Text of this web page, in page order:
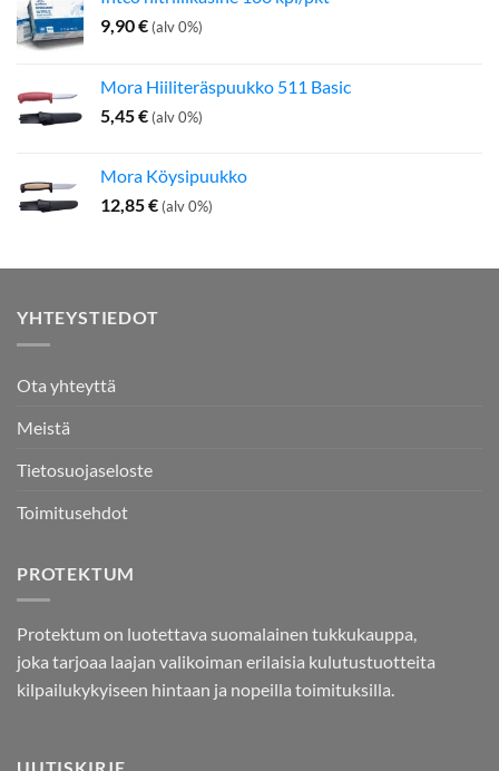
9,90€ (alv 0%)
Mora Hiiliteräspuukko 511 Basic
5,45€ (alv 0%)
Mora Köysipuukko
12,85€ (alv 0%)
YHTEYSTIEDOT
Ota yhteyttä
Meistä
Tietosuojaseloste
Toimitusehdot
PROTEKTUM
Protektum on luotettava suomalainen tukkukauppa,
joka tarjoaa laajan valikoiman erilaisia kulutustuotteita
kilpailukykyiseen hintaan ja nopeilla toimituksilla.